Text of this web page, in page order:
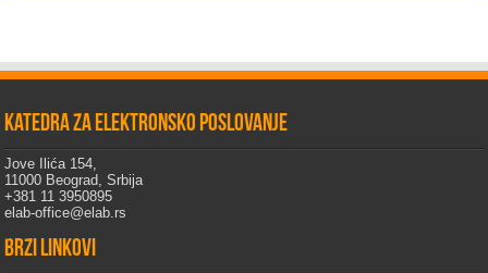
Katedra za elektronsko poslovanje
Jove Ilića 154,
11000 Beograd, Srbija
+381 11 3950895
elab-office@elab.rs
Brzi linkovi